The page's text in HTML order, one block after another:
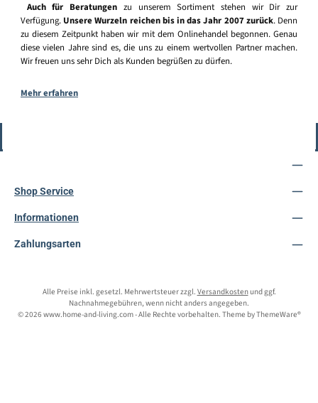
Auch für Beratungen zu unserem Sortiment stehen wir Dir zur
Verfügung. Unsere Wurzeln reichen bis in das Jahr 2007 zurück. Denn
zu diesem Zeitpunkt haben wir mit dem Onlinehandel begonnen. Genau
diese vielen Jahre sind es, die uns zu einem wertvollen Partner machen.
Wir freuen uns sehr Dich als Kunden begrüßen zu dürfen.
Mehr erfahren
Shop Service
Informationen
Zahlungsarten
Alle Preise inkl. gesetzl. Mehrwertsteuer zzgl. Versandkostenund ggf.
Nachnahmegebühren, wenn nicht anders angegeben.
© 2026 www.home-and-living.com - Alle Rechte vorbehalten. Theme byThemeWare®